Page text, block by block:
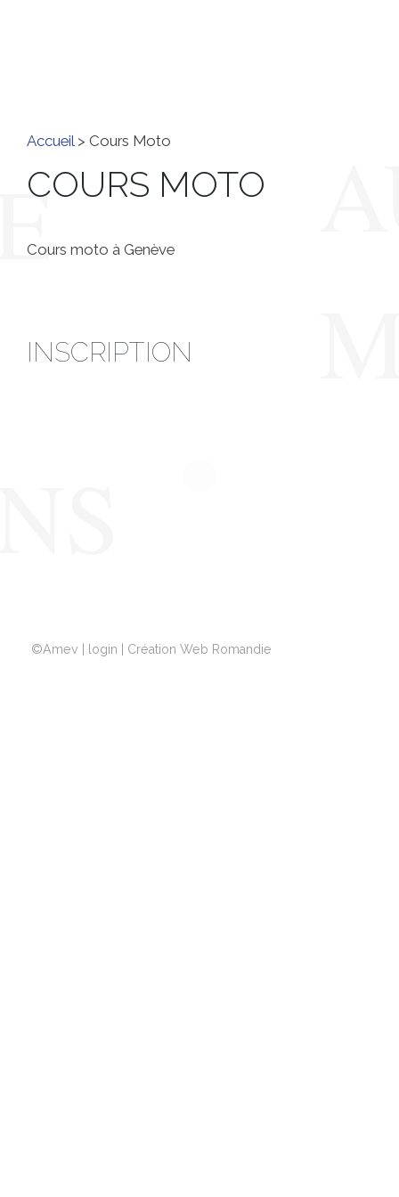
Accueil> Cours Moto
COURS MOTO
Cours moto à Genève
INSCRIPTION
©Amev login Création Web Romandie